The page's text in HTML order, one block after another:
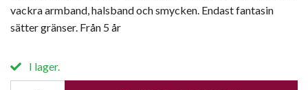
vackra armband, halsband och smycken. Endast fantasin
sätter gränser. Från 5 år
I lager.